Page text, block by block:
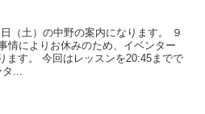
（土）の中野の案内になります。 ９
情によりお休みのため、イベンター
ます。 今回はレッスンを20:45までで
タ...